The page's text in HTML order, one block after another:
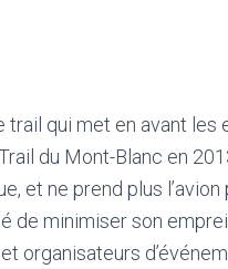
qui met en avant les
du Mont-Blanc en
et ne prend plus
de minimiser son
organisateurs